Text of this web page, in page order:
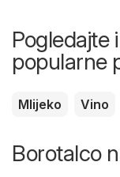
Pogledajte
popularne
Mlijeko Vino
Borotalco